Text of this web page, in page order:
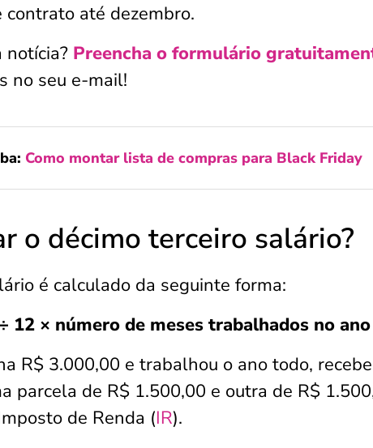
até dezembro.
notícia? Preencha o formulário
no seu e-mail!
Como montar lista de compras para Black Friday
o décimo terceiro salário?
é calculado da seguinte forma:
12 × número de meses trabalhados no
R$ 3.000,00 e trabalhou o ano todo,
parcela de R$ 1.500,00 e outra de R$
de Renda (IR).